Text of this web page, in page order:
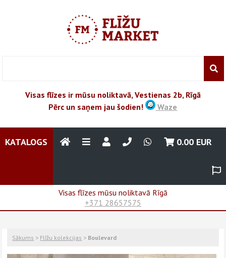
Visas flīzes ir mūsu noliktavā, Vestienas 2b, Rīgā
Pērc un saņem jau šodien!
Waze
KATALOGS 0.00 EUR
Visas flīzes mūsu noliktavā Rīgā
+371 28657575
Sākums > Flīžu kolekcijas > Boulevard